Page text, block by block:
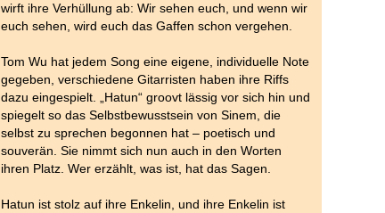
wirft ihre Verhüllung ab: Wir sehen euch, und wenn wir
euch sehen, wird euch das Gaffen schon vergehen.
Tom Wu hat jedem Song eine eigene, individuelle Note
gegeben, verschiedene Gitarristen haben ihre Riffs
dazu eingespielt. „Hatun“ groovt lässig vor sich hin und
spiegelt so das Selbstbewusstsein von Sinem, die
selbst zu sprechen begonnen hat – poetisch und
souverän. Sie nimmt sich nun auch in den Worten
ihren Platz. Wer erzählt, was ist, hat das Sagen.
Hatun ist stolz auf ihre Enkelin, und ihre Enkelin ist